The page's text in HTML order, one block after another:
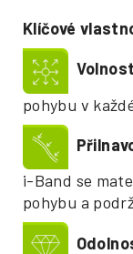
Klíčové
pohybu v
i-Band se
pohybu a